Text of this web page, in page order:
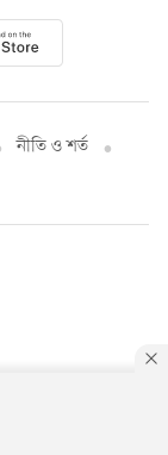
নীতি ও শর্ত